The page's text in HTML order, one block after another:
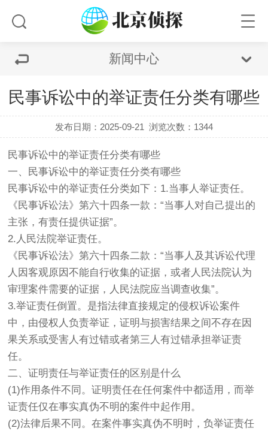
新闻中心
民事诉讼中的举证责任分类有哪些
发布日期：2025-09-21 浏览次数：1344
民事诉讼中的举证责任分类有哪些
一、民事诉讼中的举证责任分类有哪些
民事诉讼中的举证责任分类如下：1.当事人举证责任。
《民事诉讼法》第六十四条一款：“当事人对自己提出的
主张，有责任提供证据”。
2.人民法院举证责任。
《民事诉讼法》第六十四条二款：“当事人及其诉讼代理
人因客观原因不能自行收集的证据，或者人民法院认为
审理案件需要的证据，人民法院应当调查收集”。
3.举证责任倒置。是指法律直接规定的侵权诉讼案件
中，由侵权人负责举证，证明与损害结果之间不存在因
果关系或受害人有过错或者第三人有过错承担举证责
任。
二、证明责任与举证责任的区别是什么
(1)作用条件不同。证明责任在任何案件中都适用，而举
证责任仅在事实真伪不明的案件中起作用。
(2)法律后果不同。在案件事实真伪不明时，负举证责任